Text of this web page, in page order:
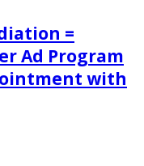
=
Ad Program
with